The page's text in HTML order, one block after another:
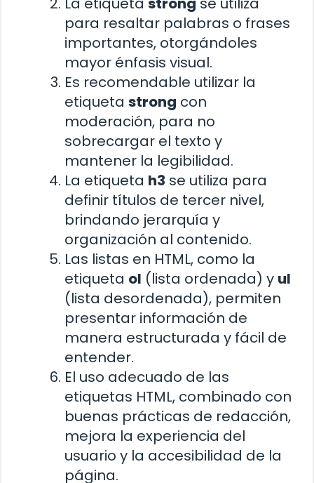
para resaltar palabras o frases
importantes, otorgándoles
mayor énfasis visual.
Es recomendable utilizar la
etiqueta strong con
moderación, para no
sobrecargar el texto y
mantener la legibilidad.
La etiqueta h3 se utiliza para
definir títulos de tercer nivel,
brindando jerarquía y
organización al contenido.
Las listas en HTML, como la
etiqueta ol (lista ordenada) y ul
(lista desordenada), permiten
presentar información de
manera estructurada y fácil de
entender.
El uso adecuado de las
etiquetas HTML, combinado con
buenas prácticas de redacción,
mejora la experiencia del
usuario y la accesibilidad de la
página.